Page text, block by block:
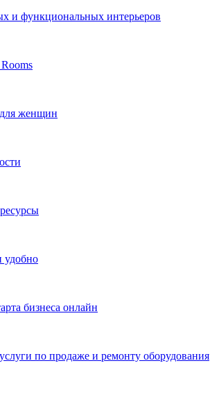
и функциональных интерьеров
женщин
удобно
бизнеса онлайн
по продаже и ремонту оборудования